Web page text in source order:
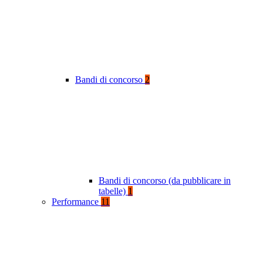
Bandi di concorso 2
Bandi di concorso (da pubblicare in
tabelle) 1
Performance 11